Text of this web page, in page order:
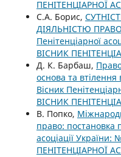
ПЕНІТЕНЦІАРНОЇ
С.А. Борис,
ДІЯЛЬНІСТЮ
Пенітенціарної
ВІСНИК
Д. К. Барбаш,
основа та втілення
Вісник
ВІСНИК
В. Попко,
право: постановка
асоціації
ПЕНІТЕНЦІАРНОЇ